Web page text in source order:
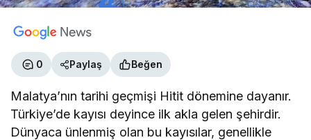
0 Paylaş Beğen
Malatya’nın tarihi geçmişi Hitit dönemine dayanır.
Türkiye’de kayısı deyince ilk akla gelen şehirdir.
Dünyaca ünlenmiş olan bu kayısılar, genellikle